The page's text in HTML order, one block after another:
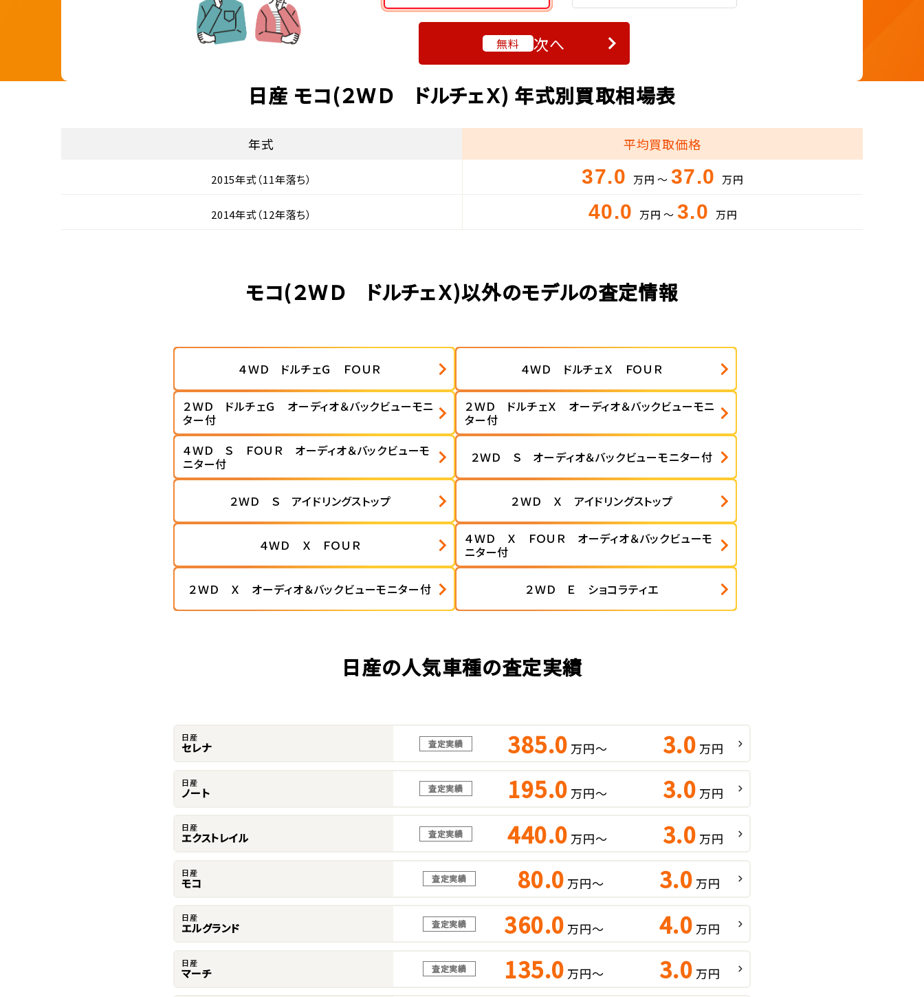
無料 次へ
日産 モコ(２ＷＤ ドルチェＸ) 年式別買取相場表
年式 平均買取価格
2015年式（11年落ち） 37.0 万円 ～ 37.0 万円
2014年式（12年落ち） 40.0 万円 ～ 3.0 万円
モコ(２ＷＤ ドルチェＸ)以外のモデルの査定情報
４ＷＤ ドルチェＧ ＦＯＵＲ ４ＷＤ ドルチェＸ ＦＯＵＲ
２ＷＤ ドルチェＧ オーディオ＆バックビューモニ
ター付
２ＷＤ ドルチェＸ オーディオ＆バックビューモニ
ター付
４ＷＤ Ｓ ＦＯＵＲ オーディオ＆バックビューモ
ニター付
２ＷＤ Ｓ オーディオ＆バックビューモニター付
２ＷＤ Ｓ アイドリングストップ ２ＷＤ Ｘ アイドリングストップ
４ＷＤ Ｘ ＦＯＵＲ
４ＷＤ Ｘ ＦＯＵＲ オーディオ＆バックビューモ
ニター付
２ＷＤ Ｘ オーディオ＆バックビューモニター付 ２ＷＤ Ｅ ショコラティエ
日産の人気車種の査定実績
日産
セレナ 査定実績 385.0 万円～ 3.0 万円
日産
ノート 査定実績 195.0 万円～ 3.0 万円
日産
エクストレイル 査定実績 440.0 万円～ 3.0 万円
日産
モコ 査定実績 80.0 万円～ 3.0 万円
日産
エルグランド 査定実績 360.0 万円～ 4.0 万円
日産
マーチ 査定実績 135.0 万円～ 3.0 万円